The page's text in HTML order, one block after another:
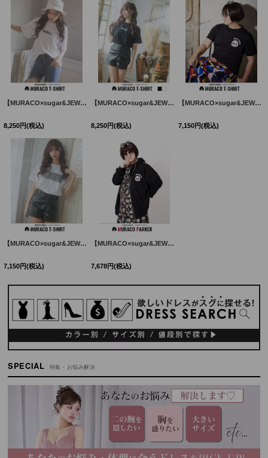
【MURACO×sugar&JEWELS】MURACOLONDON ムラココラボTシャツ/ ベーシックロゴデザイン【S-XLサイズ】[HC02]
8,250円(税込)
【MURACO×sugar&JEWELS】MURACOLONDON ムラココラボTシャツ/ ベーシックロゴデザイン【S-XLサイズ】[HC02]
8,250円(税込)
【MURACO×sugar&JEWELS】MURACOLONDON ムラココラボTシャツ/ ポイントアイコンデザイン【S-XLサイズ】[HC02]
7,150円(税込)
【MURACO×sugar&JEWELS】MURACOLONDON ムラココラボTシャツ/ バーコードデザイン【S-Lサイズ】[HC02]
7,150円(税込)
【MURACO×sugar&JEWELS】ムラココラボパーカー/コラボプリント/ブラック/オーバーサイズ【Fサイズ/1カラー】[HC02] MCL003
7,678円(税込)
SPECIAL 特集・お悩み解決